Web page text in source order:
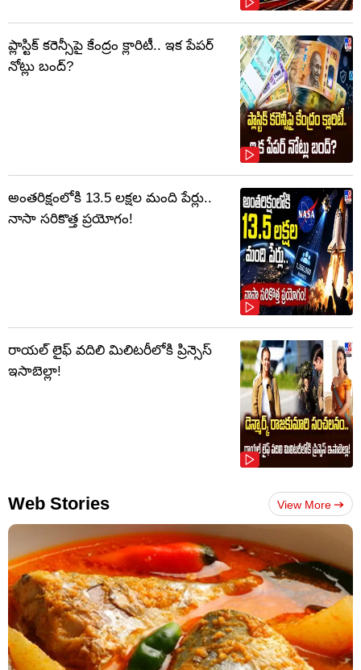
ప్లాస్టిక్‌ కరెన్సీపై కేంద్రం క్లారిటీ.. ఇక పేపర్‌
నోట్లు బంద్‌?
అంతరిక్షంలోకి 13.5 లక్షల మంది పేర్లు..
నాసా సరికొత్త ప్రయోగం!
రాయల్ లైఫ్ వదిలి మిలిటరీలోకి ప్రిన్సెస్
ఇసాబెల్లా!
Web Stories View More